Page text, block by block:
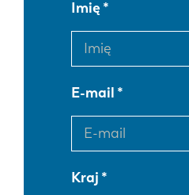
Imię
E-mail
Kraj